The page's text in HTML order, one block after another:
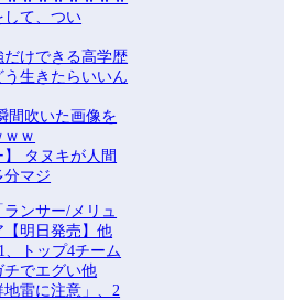
して、つい
けできる高学歴
生きたらいいん
間吹いた画像を
ｗ
】 タヌキが人間
分マジ
ランサー/メリュ
明日発売】他
、トップ4チーム
チでエグい他
雷に注意」、2